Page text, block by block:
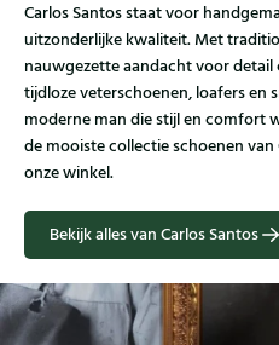
Carlos Santos staat voor
uitzonderlijke kwaliteit. Met
nauwgezette aandacht voor
tijdloze veterschoenen, loafers en
moderne man die stijl en comfort
de mooiste collectie schoenen van
onze winkel.
Bekijk alles van Carlos Santos